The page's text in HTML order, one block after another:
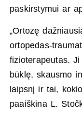
paskirstymui ar
„Ortozę
ortopedas-
fizioterapeutas.
būklę, skausmo
laipsnį ir tai,
paaiškina L.